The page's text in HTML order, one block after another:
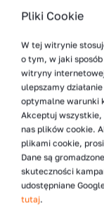
Trudno
wymienionych
na etapie
punkty.
Pliki Cookie
W tej witrynie
o tym, w jaki
witryny
ulepszamy
optymalne warunki
Akceptuj wszystkie,
nas plików cookie.
plikami cookie,
Dane są
skuteczności
udostępniane
tutaj.